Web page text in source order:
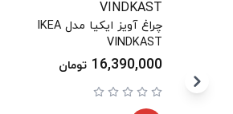
چراغ آویز ایکیا مدل IKEA
VINDKAST
16,390,000 تومان